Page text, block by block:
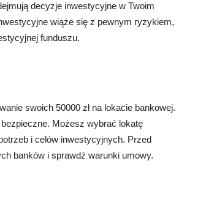
decyzje inwestycyjne w Twoim
wiąże się z pewnym ryzykiem,
funduszu.
swoich 50000 zł na lokacie bankowej.
Możesz wybrać lokatę
i celów inwestycyjnych. Przed
banków i sprawdź warunki umowy.